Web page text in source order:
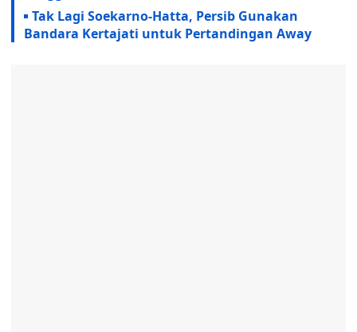
Tak Lagi Soekarno-Hatta, Persib Gunakan
Bandara Kertajati untuk Pertandingan Away